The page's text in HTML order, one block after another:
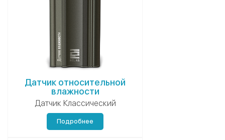
Датчик относительной
влажности
Датчик Классический
Подробнее